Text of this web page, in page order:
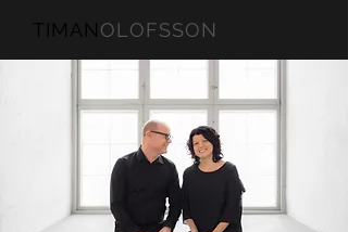
TIMANOLOFSSON